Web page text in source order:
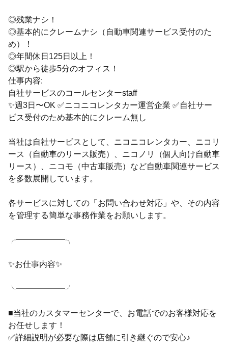
◎残業ナシ！
◎基本的にクレームナシ（自動車関連サービス受付のた
め）！
◎年間休日125日以上！
◎駅から徒歩5分のオフィス！
仕事内容:
自社サービスのコールセンターstaff
✨週3日〜OK ✅ニコニコレンタカー運営企業 ✅自社サー
ビス受付のため基本的にクレーム無し
当社は自社サービスとして、ニコニコレンタカー、ニコリ
ース（自動車のリース販売）、ニコノリ（個人向け自動車
リース）、ニコモ（中古車販売）など自動車関連サービス
を多数展開しています。
各サービスに対しての「お問い合わせ対応」や、その内容
を管理する簡単な事務作業をお願いします。
╭━━━━━━╮
✨お仕事内容✨
╰━━━━━━╯
■当社のカスタマーセンターで、お電話でのお客様対応を
お任せします！
✅詳細説明が必要な際は店舗に引き継ぐので安心♪